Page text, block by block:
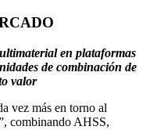
en plataformas
de combinación de
valor
vez más en torno al
combinando AHSS,